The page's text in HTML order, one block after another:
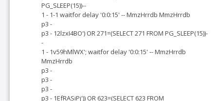
PG_SLEEP(15))--
1 - 1-1 waitfor delay '0:0:15' -- MmzHrrdb MmzHrrdb
p3 -
p3 - 12lzxI4BO') OR 271=(SELECT 271 FROM PG_SLEEP(15))-
-
1 - 1v59hMlWX'; waitfor delay '0:0:15' -- MmzHrrdb
MmzHrrdb
p3 -
p3 -
p3 -
p3 - 1EfRASiPj')) OR 623=(SELECT 623 FROM